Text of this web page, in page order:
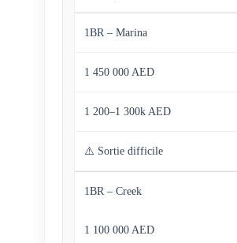
1BR – Marina
1 450 000 AED
1 200–1 300k AED
⚠️ Sortie difficile
1BR – Creek
1 100 000 AED